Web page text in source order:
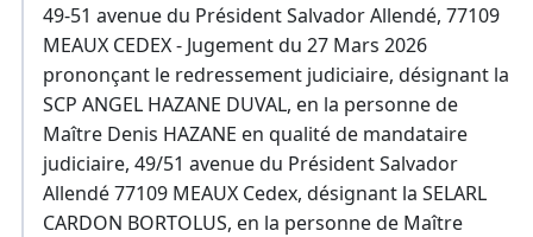
49-51 avenue du Président Salvador Allendé, 77109
MEAUX CEDEX - Jugement du 27 Mars 2026
prononçant le redressement judiciaire, désignant la
SCP ANGEL HAZANE DUVAL, en la personne de
Maître Denis HAZANE en qualité de mandataire
judiciaire, 49/51 avenue du Président Salvador
Allendé 77109 MEAUX Cedex, désignant la SELARL
CARDON BORTOLUS, en la personne de Maître